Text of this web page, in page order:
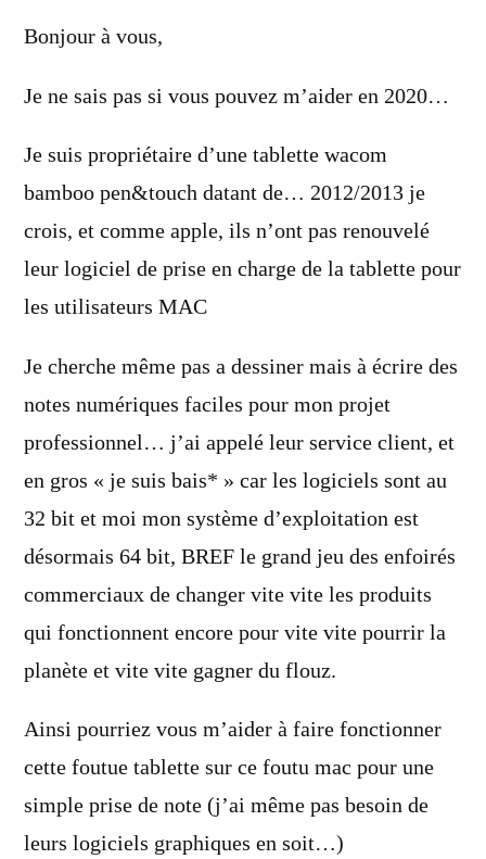
dit :
Bonjour à vous,
Je ne sais pas si vous pouvez m’aider en 2020…
Je suis propriétaire d’une tablette wacom
bamboo pen&touch datant de… 2012/2013 je
crois, et comme apple, ils n’ont pas renouvelé
leur logiciel de prise en charge de la tablette pour
les utilisateurs MAC
Je cherche même pas a dessiner mais à écrire des
notes numériques faciles pour mon projet
professionnel… j’ai appelé leur service client, et
en gros « je suis bais* » car les logiciels sont au
32 bit et moi mon système d’exploitation est
désormais 64 bit, BREF le grand jeu des enfoirés
commerciaux de changer vite vite les produits
qui fonctionnent encore pour vite vite pourrir la
planète et vite vite gagner du flouz.
Ainsi pourriez vous m’aider à faire fonctionner
cette foutue tablette sur ce foutu mac pour une
simple prise de note (j’ai même pas besoin de
leurs logiciels graphiques en soit…)